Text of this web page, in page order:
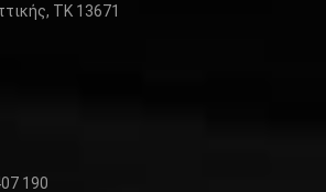
ΤΚ 13671
190